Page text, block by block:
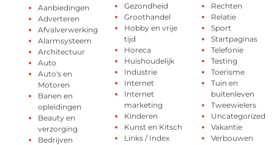
Aanbiedingen
Adverteren
Afvalverwerking
Alarmsysteem
Architectuur
Auto
Auto's en
Motoren
Banen en
opleidingen
Beauty en
verzorging
Bedrijven
Gezondheid
Groothandel
Hobby en vrije
tijd
Horeca
Huishoudelijk
Industrie
Internet
Internet
marketing
Kinderen
Kunst en Kitsch
Links / Index
Rechten
Relatie
Sport
Startpaginas
Telefonie
Testing
Toerisme
Tuin en
buitenleven
Tweewielers
Uncategorized
Vakantie
Verbouwen